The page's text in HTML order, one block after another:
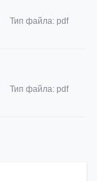
Тип файла: pdf
Тип файла: pdf